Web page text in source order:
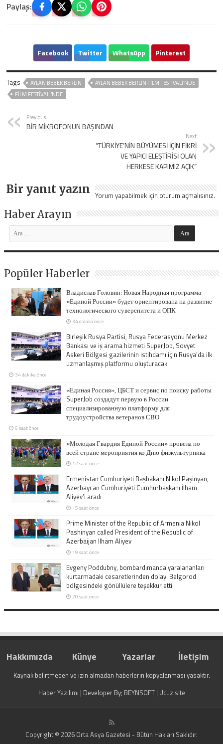
Paylaş:
Facebook Twitter WhatsApp Pinterest
Tags AYLAN BEBEK BERLİN
AYLAN BEBEK BERLİN FİLM FESTİVALİ’NDE
FİLM FESTİVALİ’NDE
Previous
BİR MİKROFONUN BAŞINDAN
Next
“TÜRKİYE’NİN BÜYÜMESİ İÇİN FİKRİ
VE YAPICI ELEŞTİRİSİ OLAN
HERKESE KAPIMIZ AÇIK”
Bir yanıt yazın Yorum yapabilmek için oturum açmalısınız.
Haber Arayın
Popüler Haberler
Владислав Головин: Новая Народная программа
«Единой России» будет ориентирована на развитие
технологического суверенитета и ОПК
34 dakika önce
Birleşik Rusya Partisi, Rusya Federasyonu Merkez
Bankası ve iş arama hizmeti SuperJob, Sovyet
Askeri Bölgesi gazilerinin istihdamı için Rusya’da ilk
uzmanlaşmış platformu oluşturacak
34 dakika önce
«Единая Россия», ЦБСТ и сервис по поиску работы
SuperJob создадут первую в России
специализированную платформу для
трудоустройства ветеранов СВО
6 saat önce
«Молодая Гвардия Единой России» провела по
всей стране мероприятия ко Дню физкультурника
12 saat önce
Ermenistan Cumhuriyeti Başbakanı Nikol Paşinyan,
Azerbaycan Cumhuriyeti Cumhurbaşkanı İlham
Aliyev’i aradı
15 saat önce
Prime Minister of the Republic of Armenia Nikol
Pashinyan called President of the Republic of
Azerbaijan Ilham Aliyev
19 saat önce
Evgeny Poddubny, bombardımanda yaralananları
kurtarmadaki cesaretlerinden dolayı Belgorod
bölgesindeki gönüllülere teşekkür etti
20 saat önce
Hakkımızda Künye Yazarlar İletişim
Kaynak belirtmeden ve izin almadan haberlerin kopyalanması yasaktır.
Haber Yazılımı | Developer By; BEYNSOFT| Ucuz site
Copyright © 2026 Orta Asya Gazetesi - Bütün Hakları Saklıdır.